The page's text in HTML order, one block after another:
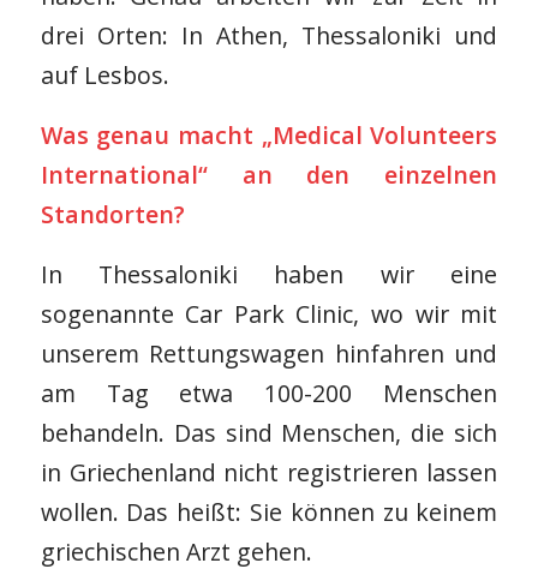
drei Orten: In Athen, Thessaloniki und
auf Lesbos.
Was genau macht „Medical Volunteers
International“ an den einzelnen
Standorten?
In Thessaloniki haben wir eine
sogenannte Car Park Clinic, wo wir mit
unserem Rettungswagen hinfahren und
am Tag etwa 100-200 Menschen
behandeln. Das sind Menschen, die sich
in Griechenland nicht registrieren lassen
wollen. Das heißt: Sie können zu keinem
griechischen Arzt gehen.